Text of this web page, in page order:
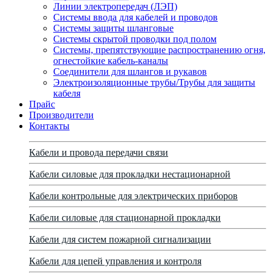
Линии электропередач (ЛЭП)
Системы ввода для кабелей и проводов
Системы защиты шланговые
Системы скрытой проводки под полом
Системы, препятствующие распространению огня,
огнестойкие кабель-каналы
Соединители для шлангов и рукавов
Электроизоляционные трубы/Трубы для защиты
кабеля
Прайс
Производители
Контакты
Кабели и провода передачи связи
Кабели силовые для прокладки нестационарной
Кабели контрольные для электрических приборов
Кабели силовые для стационарной прокладки
Кабели для систем пожарной сигнализации
Кабели для цепей управления и контроля